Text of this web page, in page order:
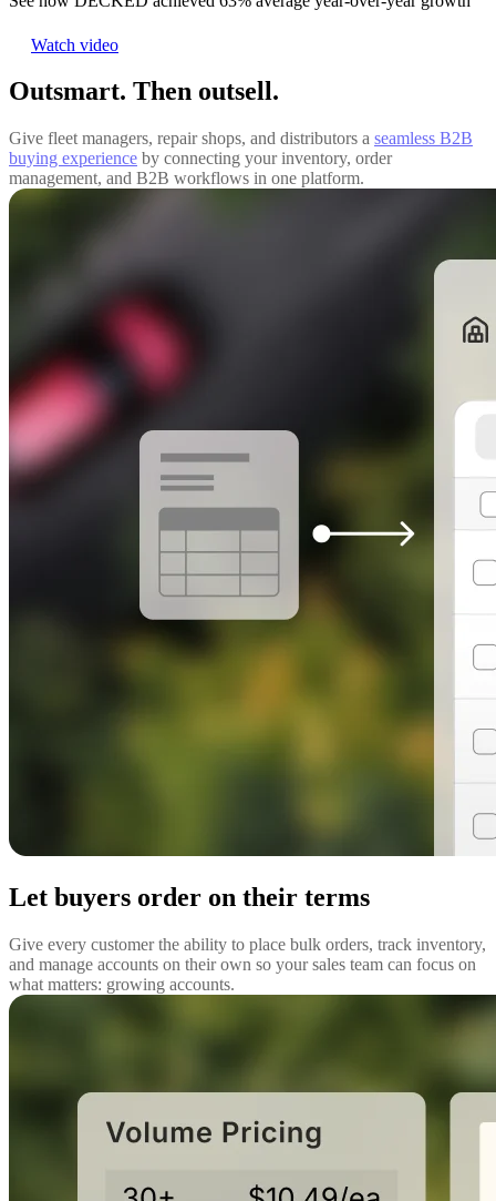
Watch video
Outsmart. Then outsell.
Give fleet managers, repair shops, and distributors a seamless B2B
buying experience by connecting your inventory, order
management, and B2B workflows in one platform.
Let buyers order on their terms
Give every customer the ability to place bulk orders, track inventory,
and manage accounts on their own so your sales team can focus on
what matters: growing accounts.